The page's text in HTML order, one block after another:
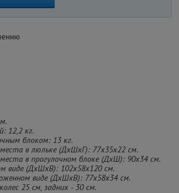
12,2 кг.
блоком: 13 кг.
в люльке (ДхШхГ): 77х35х22 см.
в прогулочном блоке (ДхШ): 90х34 см.
виде (ДхШхВ): 102х58х120 см.
виде (ДхШхВ): 77х58х34 см.
25 см, задних - 30 см.